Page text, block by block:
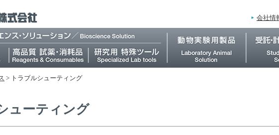
会社情
> トラブルシューティング
ューティング